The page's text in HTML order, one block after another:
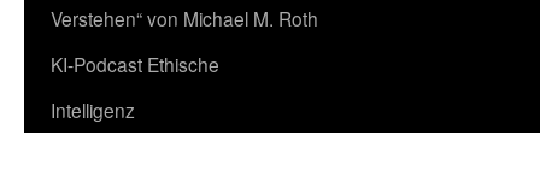
Verstehen“ von Michael M. Roth
KI-Podcast Ethische
Intelligenz